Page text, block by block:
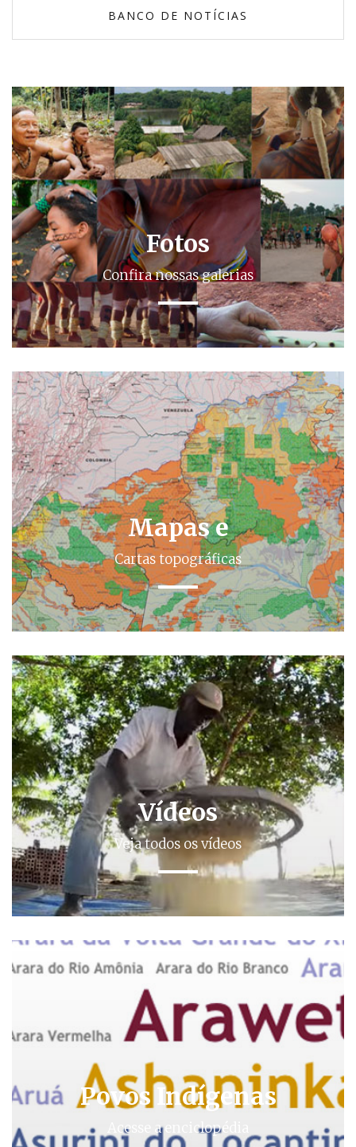
BANCO DE NOTÍCIAS
Fotos
Confira nossas galerias
Mapas e
Cartas topográficas
Vídeos
Veja todos os vídeos
Povos Indígenas
Acesse a enciclopédia